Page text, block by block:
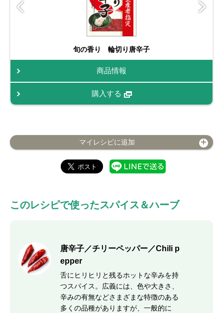
旬の香り 輪切り唐辛子
商品情報
購入する
マイレシピに追加
このレシピで使ったスパイス＆ハーブ
唐辛子／チリーペッパー／Chili p
epper
舌にヒリヒリと残るホットな辛みを持
つスパイス。広義には、色や大きさ、
辛みの有無などさまざまな特徴のある
多くの品種がありますが、一般的に